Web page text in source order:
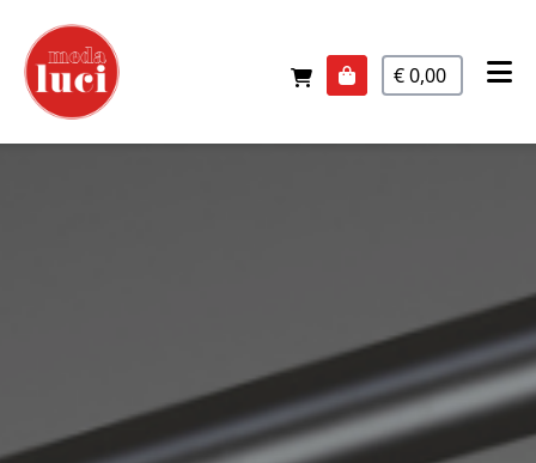
€ 0,00